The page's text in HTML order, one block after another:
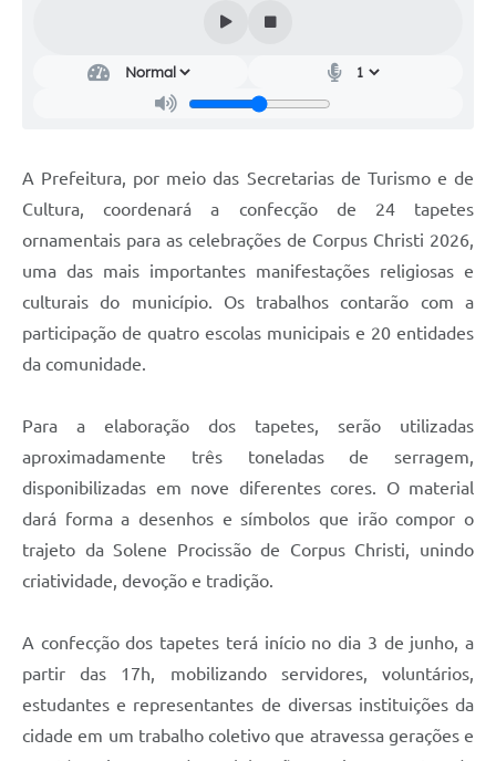
Cemitérios
Projetos
Contas Públicas
Editais
Jornal
Agenda
Diário Oficial
Notícias
FAQ
A Prefeitura, por meio das Secretarias de Turismo e de
Cultura, coordenará a confecção de 24 tapetes
ornamentais para as celebrações de Corpus Christi 2026,
uma das mais importantes manifestações religiosas e
culturais do município. Os trabalhos contarão com a
participação de quatro escolas municipais e 20 entidades
da comunidade.
Para a elaboração dos tapetes, serão utilizadas
aproximadamente três toneladas de serragem,
disponibilizadas em nove diferentes cores. O material
dará forma a desenhos e símbolos que irão compor o
trajeto da Solene Procissão de Corpus Christi, unindo
criatividade, devoção e tradição.
A confecção dos tapetes terá início no dia 3 de junho, a
partir das 17h, mobilizando servidores, voluntários,
estudantes e representantes de diversas instituições da
cidade em um trabalho coletivo que atravessa gerações e